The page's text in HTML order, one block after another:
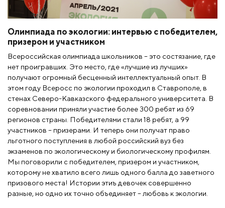
Олимпиада по экологии: интервью с победителем,
призером и участником
Всероссийская олимпиада школьников – это состязание, где
нет проигравших. Это место, где «лучшие из лучших»
получают огромный бесценный интеллектуальный опыт. В
этом году Всеросс по экологии проходил в Ставрополе, в
стенах Северо-Кавказского федерального университета. В
соревновании приняли участие более 300 ребят из 69
регионов страны. Победителями стали 18 ребят, а 99
участников – призерами. И теперь они получат право
льготного поступления в любой российский вуз без
экзаменов по экологическому и биологическому профилям.
Мы поговорили с победителем, призером и участником,
которому не хватило всего лишь одного балла до заветного
призового места! Истории этиъ девочек совершенно
разные, но одно их точно объединяет – любовь к экологии.